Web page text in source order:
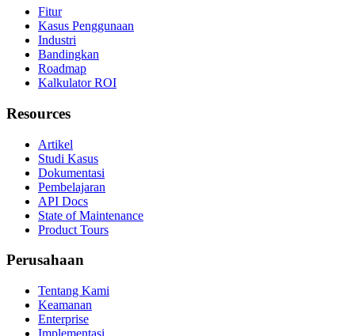
Fitur
Kasus Penggunaan
Industri
Bandingkan
Roadmap
Kalkulator ROI
Resources
Artikel
Studi Kasus
Dokumentasi
Pembelajaran
API Docs
State of Maintenance
Product Tours
Perusahaan
Tentang Kami
Keamanan
Enterprise
Implementasi